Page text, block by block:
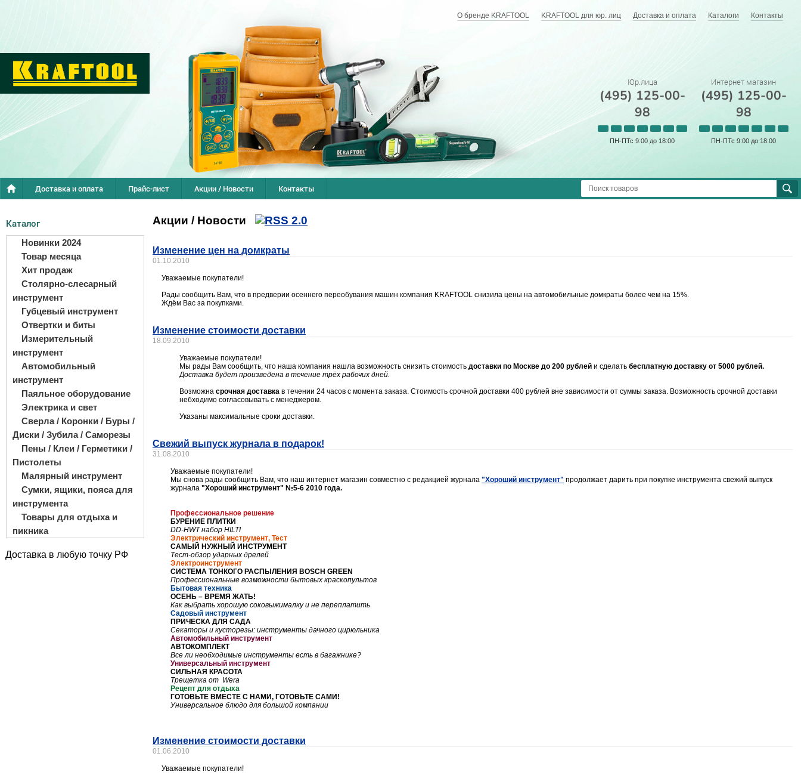
О бренде KRAFTOOL KRAFTOOL для юр. лиц Доставка и оплата Каталоги Контакты
Юр.лица
(495) 125-00-
98
ПН-ПТс 9:00 до 18:00
Интернет магазин
(495) 125-00-
98
ПН-ПТс 9:00 до 18:00
Доставка и оплата Прайс-лист Акции / Новости Контакты
Каталог
Новинки 2024
Товар месяца
Хит продаж
Столярно-слесарный
инструмент
Губцевый инструмент
Отвертки и биты
Измерительный
инструмент
Автомобильный
инструмент
Паяльное оборудование
Электрика и свет
Сверла / Коронки / Буры /
Диски / Зубила / Саморезы
Пены / Клеи / Герметики /
Пистолеты
Малярный инструмент
Сумки, ящики, пояса для
инструмента
Товары для отдыха и
пикника
Доставка в любую точку РФ
Акции / Новости
Изменение цен на домкраты
01.10.2010
Уважаемые покупатели!
Рады сообщить Вам, что в предверии осеннего переобувания машин компания KRAFTOOL снизила цены на автомобильные домкраты более чем на 15%.
Ждём Вас за покупками.
Изменение стоимости доставки
18.09.2010
Уважаемые покупатели!
Мы рады Вам сообщить, что наша компания нашла возможность снизить стоимость доставки по Москве до 200 рублей и сделать бесплатную доставку от 5000 рублей.
Доставка будет произведена в течение трёх рабочих дней.
Возможна срочная доставка в течении 24 часов с момента заказа. Стоимость срочной доставки 400 рублей вне зависимости от суммы заказа. Возможность срочной доставки
небходимо согласовывать с менеджером.
Указаны максимальные сроки доставки.
Свежий выпуск журнала в подарок!
31.08.2010
Уважаемые покупатели!
Мы снова рады сообщить Вам, что наш интернет магазин совместно с редакцией журнала "Хороший инструмент" продолжает дарить при покупке инструмента свежий выпуск
журнала "Хороший инструмент" №5-6 2010 года.
Профессиональное решение
БУРЕНИЕ ПЛИТКИ
DD-HWT набор HILTI
Электрический инструмент, Тест
САМЫЙ НУЖНЫЙ ИНСТРУМЕНТ
Тест-обзор ударных дрелей
Электроинструмент
СИСТЕМА ТОНКОГО РАСПЫЛЕНИЯ BOSCH GREEN
Профессиональные возможности бытовых краскопультов
Бытовая техника
ОСЕНЬ – ВРЕМЯ ЖАТЬ!
Как выбрать хорошую соковыжималку и не переплатить
Садовый инструмент
ПРИЧЕСКА ДЛЯ САДА
Секаторы и кусторезы: инструменты дачного цирюльника
Автомобильный инструмент
АВТОКОМПЛЕКТ
Все ли необходимые инструменты есть в багажнике?
Универсальный инструмент
СИЛЬНАЯ КРАСОТА
Трещетка от Wera
Рецепт для отдыха
ГОТОВЬТЕ ВМЕСТЕ С НАМИ, ГОТОВЬТЕ САМИ!
Универсальное блюдо для большой компании
Изменение стоимости доставки
01.06.2010
Уважаемые покупатели!